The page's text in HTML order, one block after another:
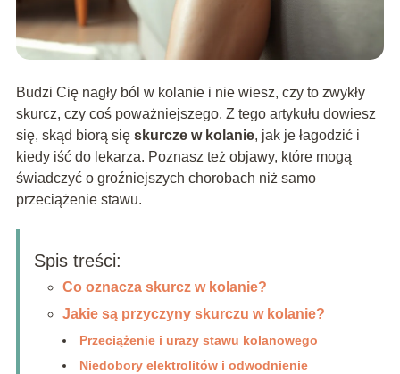
Budzi Cię nagły ból w kolanie i nie wiesz, czy to zwykły
skurcz, czy coś poważniejszego. Z tego artykułu dowiesz
się, skąd biorą się skurcze w kolanie, jak je łagodzić i
kiedy iść do lekarza. Poznasz też objawy, które mogą
świadczyć o groźniejszych chorobach niż samo
przeciążenie stawu.
Spis treści:
Co oznacza skurcz w kolanie?
Jakie są przyczyny skurczu w kolanie?
Przeciążenie i urazy stawu kolanowego
Niedobory elektrolitów i odwodnienie